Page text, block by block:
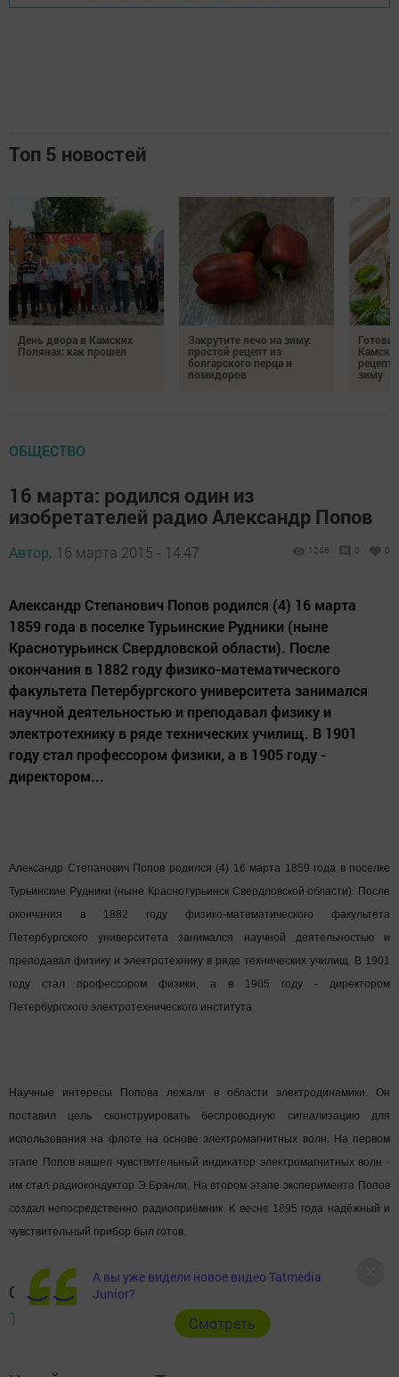
Топ 5 новостей
День двора в Камских
Полянах: как прошел
Закрутите лечо на зиму:
простой рецепт из
болгарского перца и
помидоров
зиму
ОБЩЕСТВО
16 марта: родился один из
изобретателей радио Александр Попов
Автор, 16 марта 2015 - 14:47 1246 0 0
Александр Степанович Попов родился (4) 16 марта
1859 года в поселке Турьинские Рудники (ныне
Краснотурьинск Свердловской области). После
окончания в 1882 году физико-математического
факультета Петербургского университета занимался
научной деятельностью и преподавал физику и
электротехнику в ряде технических училищ. В 1901
году стал профессором физики, а в 1905 году -
директором...
Александр Степанович Попов родился (4) 16 марта 1859 года в поселке
Турьинские Рудники (ныне Краснотурьинск Свердловской области). После
окончания в 1882 году физико-математического факультета
Петербургского университета занимался научной деятельностью и
преподавал физику и электротехнику в ряде технических училищ. В 1901
году стал профессором физики, а в 1905 году - директором
Петербургского электротехнического института.
Научные интересы Попова лежали в области электродинамики. Он
поставил цель сконструировать беспроводную сигнализацию для
использования на флоте на основе электромагнитных волн. На первом
этапе Попов нашел чувствительный индикатор электромагнитных волн -
им стал радиокондуктор Э.Бранли. На втором этапе эксперимента Попов
создал непосредственно радиоприёмник. К весне 1895 года надёжный и
чувствительный прибор был готов.
Следите за самым важным и интересным в
Telegram-канале
Татмедиа
А вы уже видели новое видео Tatmedia
Junior?
Cмотреть